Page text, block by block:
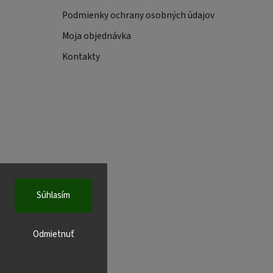
Odmietnuť
Súhlasím
Podmienky ochrany osobných údajov
Moja objednávka
Kontakty